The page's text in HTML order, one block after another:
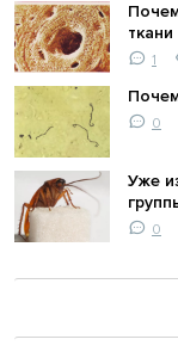
1
0
Уже
0